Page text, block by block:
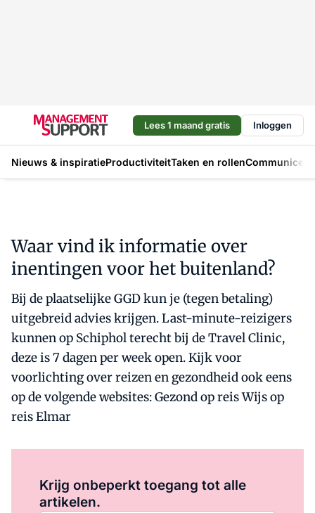
Lees 1 maand gratis Inloggen
Nieuws & inspiratieProductiviteitTaken en rollen
Waar vind ik informatie over
inentingen voor het buitenland?
Bij de plaatselijke GGD kun je (tegen betaling)
uitgebreid advies krijgen. Last-minute-reizigers
kunnen op Schiphol terecht bij de Travel Clinic,
deze is 7 dagen per week open. Kijk voor
voorlichting over reizen en gezondheid ook eens
op de volgende websites: Gezond op reis Wijs op
reis Elmar
Krijg onbeperkt toegang tot alle
artikelen.